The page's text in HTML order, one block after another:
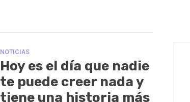
NOTICIAS
Hoy es el día que nadie
te puede creer nada y
tiene una historia más